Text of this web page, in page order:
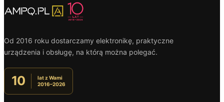
Od 2016 roku dostarczamy elektronikę, praktyczne
urządzenia i obsługę, na którą można polegać.
10
lat z Wami
2016–2026